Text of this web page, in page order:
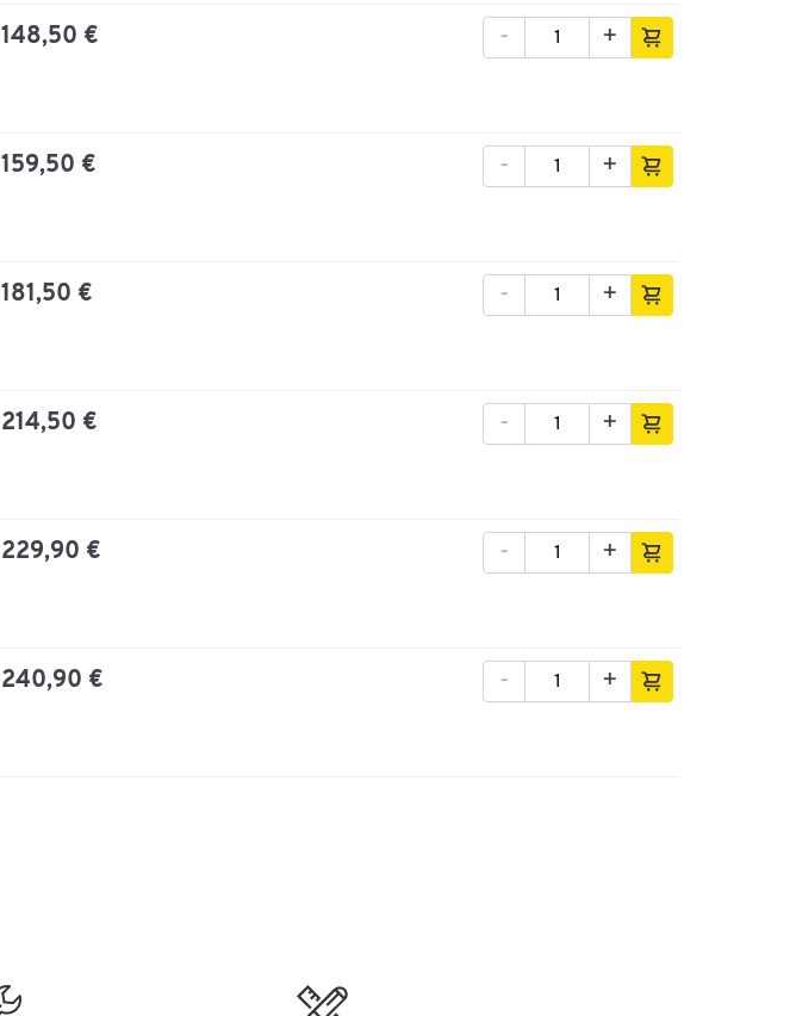
148,50 € +
-
159,50 € +
-
181,50 € +
-
214,50 € +
-
229,90 € +
-
240,90 € +
-